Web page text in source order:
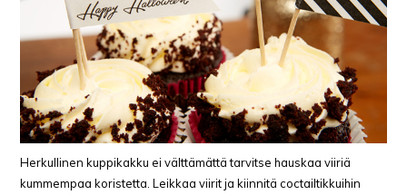
Herkullinen kuppikakku ei välttämättä tarvitse hauskaa viiriä
kummempaa koristetta. Leikkaa viirit ja kiinnitä coctailtikkuihin